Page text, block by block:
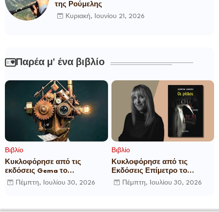
της Ρούμελης
Κυριακή, Ιουνίου 21, 2026
Παρέα μ' ένα βιβλίο
Βιβλίο
Κυκλοφόρησε από τις
εκδόσεις Gema το
μυθιστόρημα του γνωστού
δημοσιογράφου Γεώργιου Θ.
Πέμπτη, Ιουλίου 30, 2026
Βιβλίο
Κυκλοφόρησε από τις
Εκδόσεις Επίμετρο το
αστυνομικό μυθιστόρημα της
Κατερίνας Πανούση Οι ρόλοι
Πέμπτη, Ιουλίου 30, 2026